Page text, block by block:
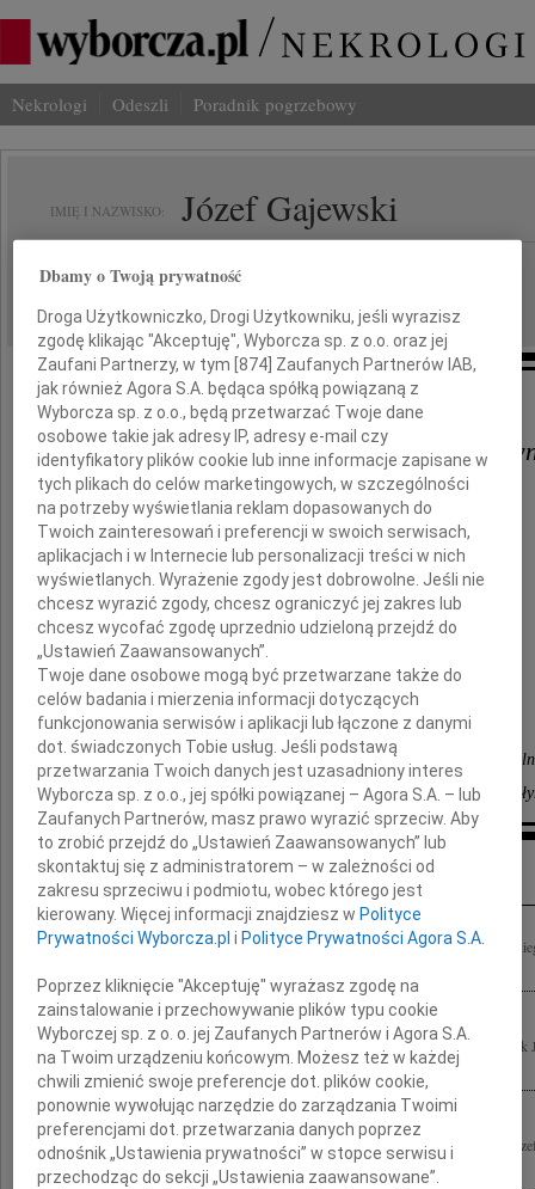
Nekrologi Odeszli Poradnik pogrzebowy
IMIĘ I NAZWISKO: Józef Gajewski
REGION:
Wyrazy szczerego współczucia
Żonie, Rodzinie oraz
z powodu śmierci
Pana
Józefa Gajewskiego
składają
Dyrekcja i pracownicy Spółki "Przewozy
Podlaskiego Zakładu Przewozów Regionalnych w
Inne kondolencje
Wyrazy głębokiego żalu i współczucia Rodzinie z powodu śmierci Józefa
Z głębokim smutkiem i żalem przyjęliśmy wiadomość o śmierci Prezydenta
oraz Bliskim najszczersze wyrazy współczucia składa Rektor Wyższej Szkoły...
Z głębokim żalem przyjęliśmy wiadomość o śmierci Prezydenta Miasta Suwałk
bólu z Rodziną i Bliskimi Zmarłego i składamy wyrazy szczerego...
Dbamy o Twoją prywatność
Droga Użytkowniczko, Drogi Użytkowniku, jeśli wyrazisz
zgodę klikając "Akceptuję", Wyborcza sp. z o.o. oraz jej
Zaufani Partnerzy, w tym [874] Zaufanych Partnerów IAB,
jak również Agora S.A. będąca spółką powiązaną z
Wyborcza sp. z o.o., będą przetwarzać Twoje dane
osobowe takie jak adresy IP, adresy e-mail czy
identyfikatory plików cookie lub inne informacje zapisane w
tych plikach do celów marketingowych, w szczególności
na potrzeby wyświetlania reklam dopasowanych do
Twoich zainteresowań i preferencji w swoich serwisach,
aplikacjach i w Internecie lub personalizacji treści w nich
wyświetlanych. Wyrażenie zgody jest dobrowolne. Jeśli nie
chcesz wyrazić zgody, chcesz ograniczyć jej zakres lub
chcesz wycofać zgodę uprzednio udzieloną przejdź do
„Ustawień Zaawansowanych”.
Twoje dane osobowe mogą być przetwarzane także do
celów badania i mierzenia informacji dotyczących
funkcjonowania serwisów i aplikacji lub łączone z danymi
dot. świadczonych Tobie usług. Jeśli podstawą
przetwarzania Twoich danych jest uzasadniony interes
Wyborcza sp. z o.o., jej spółki powiązanej – Agora S.A. – lub
Zaufanych Partnerów, masz prawo wyrazić sprzeciw. Aby
to zrobić przejdź do „Ustawień Zaawansowanych” lub
skontaktuj się z administratorem – w zależności od
zakresu sprzeciwu i podmiotu, wobec którego jest
kierowany. Więcej informacji znajdziesz wPolityce
Prywatności Wyborcza.pl iPolityce Prywatności Agora S.A.
Poprzez kliknięcie "Akceptuję" wyrażasz zgodę na
zainstalowanie i przechowywanie plików typu cookie
Wyborczej sp. z o. o. jej Zaufanych Partnerów i Agora S.A.
na Twoim urządzeniu końcowym. Możesz też w każdej
chwili zmienić swoje preferencje dot. plików cookie,
ponownie wywołując narzędzie do zarządzania Twoimi
preferencjami dot. przetwarzania danych poprzez
odnośnik „Ustawienia prywatności” w stopce serwisu i
przechodząc do sekcji „Ustawienia zaawansowane”.